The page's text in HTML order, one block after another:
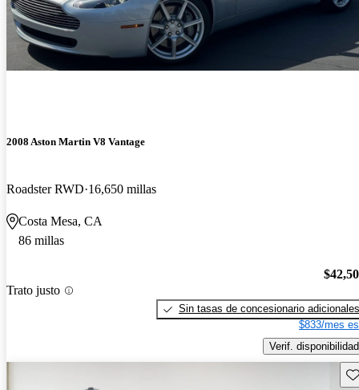
2008 Aston Martin V8 Vantage
Roadster RWD 16,650 millas
Costa Mesa, CA
86 millas
Trato justo
Sin tasas de concesionario adicionales
$833/mes
Verif. disponibilidad